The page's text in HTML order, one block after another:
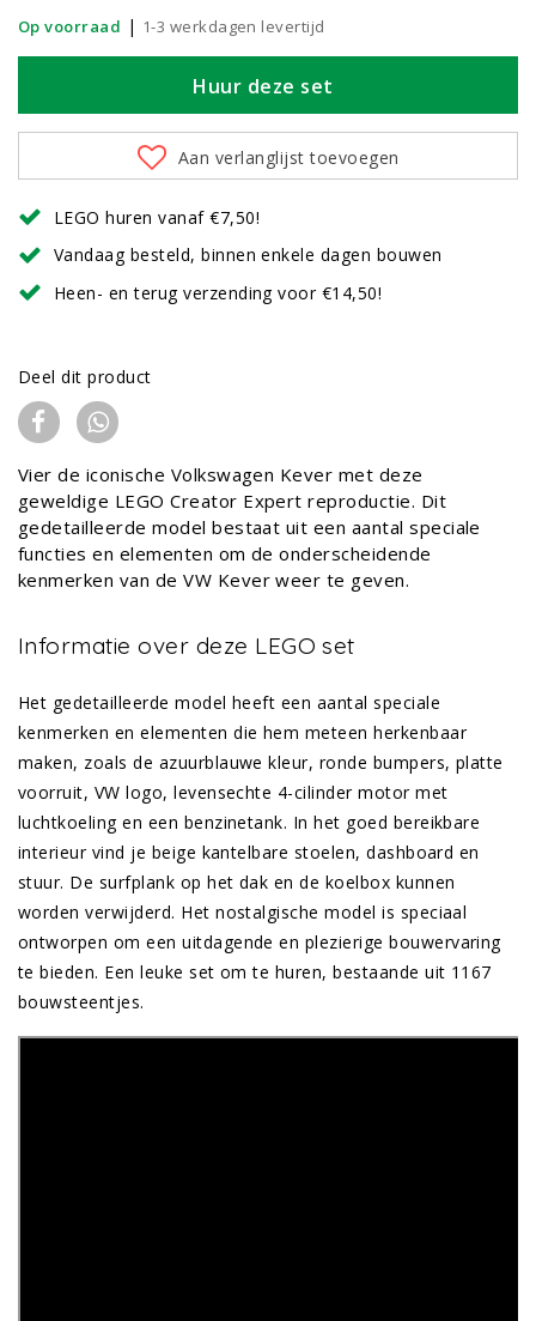
Op voorraad | 1-3 werkdagen levertijd
Huur deze set
Aan verlanglijst toevoegen
LEGO huren vanaf €7,50!
Vandaag besteld, binnen enkele dagen bouwen
Heen- en terug verzending voor €14,50!
Deel dit product
Vier de iconische Volkswagen Kever met deze
geweldige LEGO Creator Expert reproductie. Dit
gedetailleerde model bestaat uit een aantal speciale
functies en elementen om de onderscheidende
kenmerken van de VW Kever weer te geven.
Informatie over deze LEGO set
Het gedetailleerde model heeft een aantal speciale
kenmerken en elementen die hem meteen herkenbaar
maken, zoals de azuurblauwe kleur, ronde bumpers, platte
voorruit, VW logo, levensechte 4-cilinder motor met
luchtkoeling en een benzinetank. In het goed bereikbare
interieur vind je beige kantelbare stoelen, dashboard en
stuur. De surfplank op het dak en de koelbox kunnen
worden verwijderd. Het nostalgische model is speciaal
ontworpen om een uitdagende en plezierige bouwervaring
te bieden. Een leuke set om te huren, bestaande uit 1167
bouwsteentjes.